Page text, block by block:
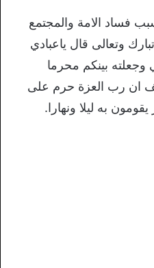
فساد الامة والمجتمع
وتعالى قال ياعبادي
بينكم محرما
ان رب العزة حرم على
به ليلا ونهارا.